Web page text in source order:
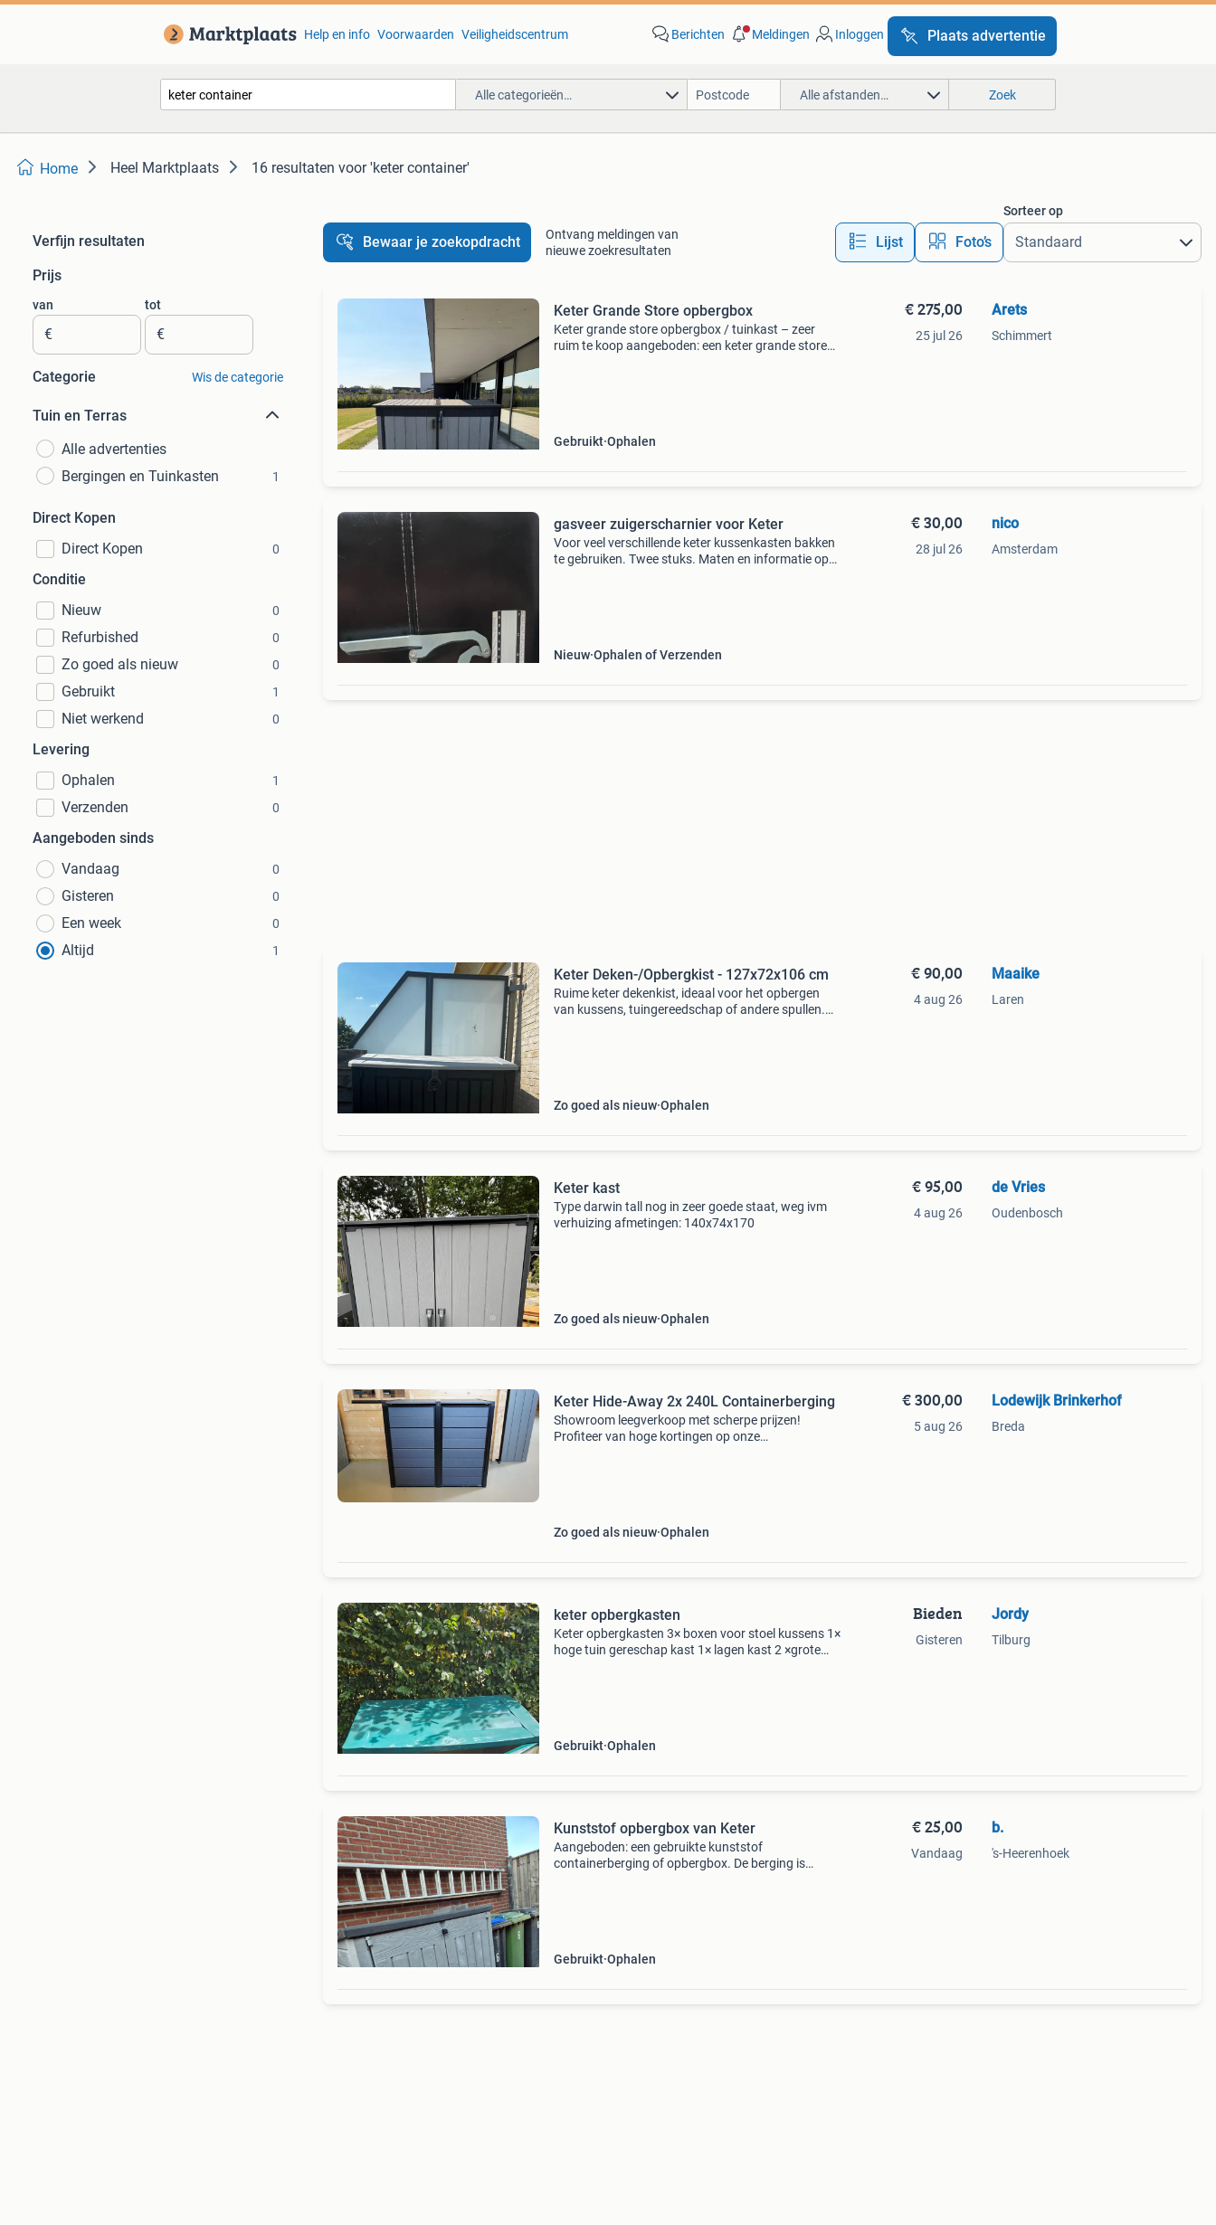
Help en info Voorwaarden Veiligheidscentrum Berichten Meldingen Inloggen Plaats advertentie
Alle categorieën… Alle afstanden… Zoek
Home Heel Marktplaats 16 resultaten voor 'keter container'
Verfijn resultaten
Prijs
van
€
tot
€
Categorie Wis de categorie
Tuin en Terras
Alle advertenties
Bergingen en Tuinkasten
1
Direct Kopen
Direct Kopen
0
Conditie
Nieuw
0
Refurbished 0
Zo goed als nieuw 0
Gebruikt 1
Niet werkend 0
Levering
Ophalen
1
Verzenden 0
Aangeboden sinds
Vandaag
0
Gisteren 0
Een week 0
Altijd 1
Bewaar je zoekopdracht
Ontvang meldingen van
nieuwe zoekresultaten
Lijst Foto’s
Sorteer op
Keter Grande Store opbergbox
Keter grande store opbergbox / tuinkast – zeer
ruim te koop aangeboden: een keter grande store
Gebruikt Ophalen
€ 275,00
25 jul 26
Arets
Schimmert
gasveer zuigerscharnier voor Keter
Voor veel verschillende keter kussenkasten bakken
te gebruiken. Twee stuks. Maten en informatie op
Nieuw Ophalen of Verzenden
€ 30,00
28 jul 26
nico
Amsterdam
Keter Deken-/Opbergkist - 127x72x106 cm
Ruime keter dekenkist, ideaal voor het opbergen
van kussens, tuingereedschap of andere spullen.
Zo goed als nieuw Ophalen
€ 90,00
4 aug 26
Maaike
Laren
Keter kast
Type darwin tall nog in zeer goede staat, weg ivm
verhuizing afmetingen: 140x74x170
Zo goed als nieuw Ophalen
€ 95,00
4 aug 26
de Vries
Oudenbosch
Keter Hide-Away 2x 240L Containerberging
Showroom leegverkoop met scherpe prijzen!
Profiteer van hoge kortingen op onze
Zo goed als nieuw Ophalen
€ 300,00
5 aug 26
Lodewijk Brinkerhof
Breda
keter opbergkasten
Keter opbergkasten 3× boxen voor stoel kussens 1×
hoge tuin gereschap kast 1× lagen kast 2 ×grote
Gebruikt Ophalen
Bieden
Gisteren
Jordy
Tilburg
Kunststof opbergbox van Keter
Aangeboden: een gebruikte kunststof
containerberging of opbergbox. De berging is
Gebruikt Ophalen
€ 25,00
Vandaag
b.
's-Heerenhoek